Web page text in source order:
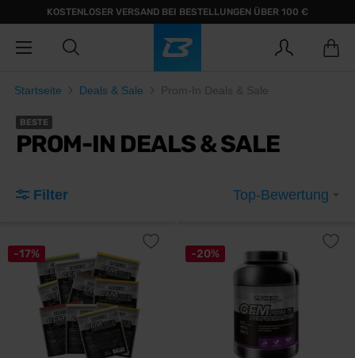
KOSTENLOSER VERSAND BEI BESTELLUNGEN ÜBER 100 €
Startseite Deals & Sale Prom-In Deals & Sale
BESTE
PROM-IN DEALS & SALE
Filter Top-Bewertung
-17% -20%